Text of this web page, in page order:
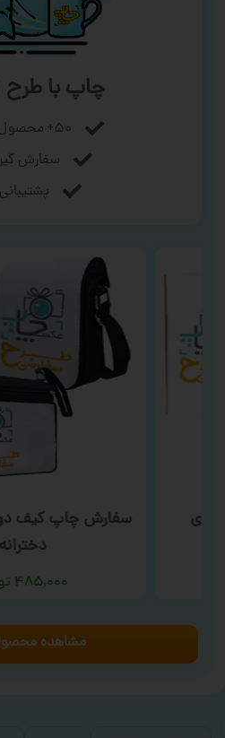
چاپ با طرح
۵۰+ محصول قابل چاپ
سفارش
سفارش چاپ کیف
دخترانه
۴۸۵,۰۰۰
مشاهده